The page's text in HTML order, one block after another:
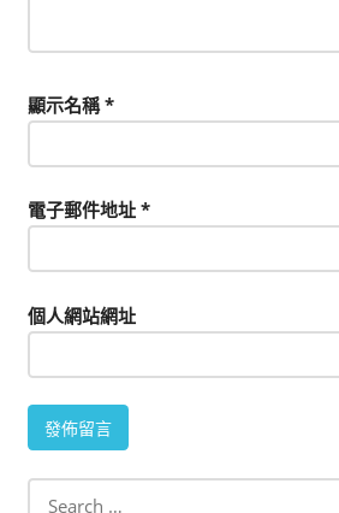
顯示名稱*
電子郵件地址 *
個人網站網址